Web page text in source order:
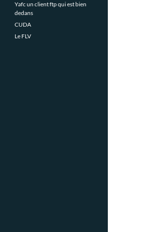
Yafc un client ftp qui est bien
dedans
CUDA
Le FLV